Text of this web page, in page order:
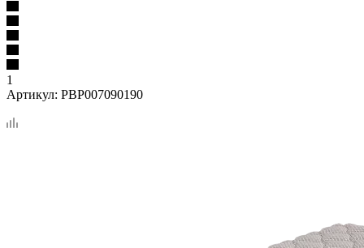
1
Артикул: PBP007090190